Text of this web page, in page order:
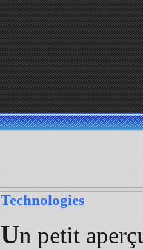
Technologies
Un petit